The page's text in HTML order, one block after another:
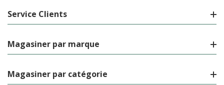
Service Clients
Magasiner par marque
Magasiner par catégorie